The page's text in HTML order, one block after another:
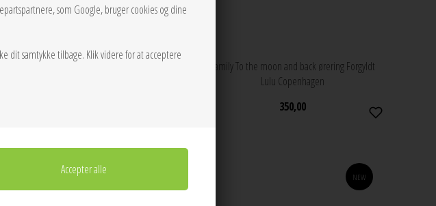
som Google, bruger cookies og dine
dit samtykke tilbage. Klik videre for at acceptere
Family To the moon and back ørering Forgyldt
Lulu Copenhagen
350,00
NEW